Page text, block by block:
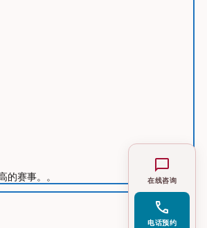
赛事。。
chat_bubble
在线咨询
call
电话预约